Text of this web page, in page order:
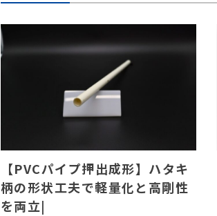
【PVCパイプ押出成形】ハタキ
柄の形状工夫で軽量化と高剛性
を両立|